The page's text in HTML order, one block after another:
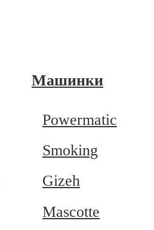
Машинки
Powermatic
Smoking
Gizeh
Mascotte